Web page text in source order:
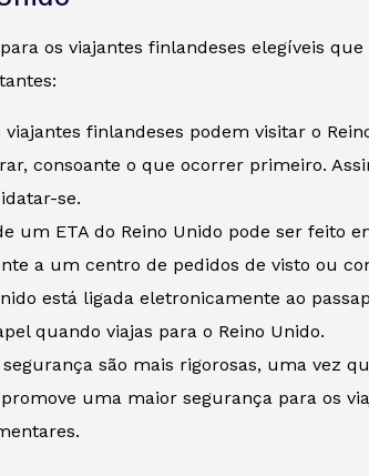
os viajantes finlandeses elegíveis que
finlandeses podem visitar o
consoante o que ocorrer primeiro.
se.
um ETA do Reino Unido pode ser feito
a um centro de pedidos de visto ou
está ligada eletronicamente ao
quando viajas para o Reino Unido.
são mais rigorosas, uma vez
uma maior segurança para os